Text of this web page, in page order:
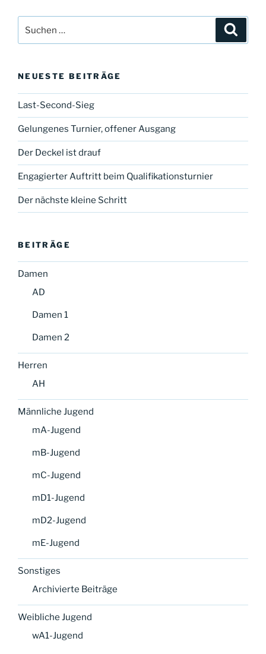
nach:
NEUESTE BEITRÄGE
Last-Second-Sieg
Gelungenes Turnier, offener Ausgang
Der Deckel ist drauf
Engagierter Auftritt beim Qualifikationsturnier
Der nächste kleine Schritt
BEITRÄGE
Damen
AD
Damen 1
Damen 2
Herren
AH
Männliche Jugend
mA-Jugend
mB-Jugend
mC-Jugend
mD1-Jugend
mD2-Jugend
mE-Jugend
Sonstiges
Archivierte Beiträge
Weibliche Jugend
wA1-Jugend